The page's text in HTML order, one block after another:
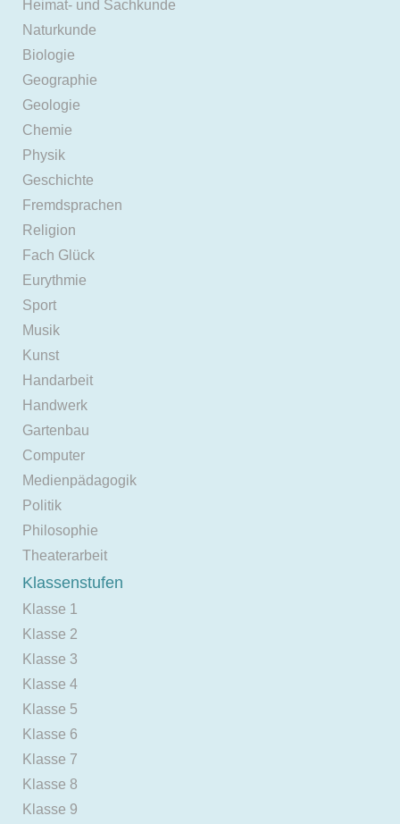
Heimat- und Sachkunde
Naturkunde
Biologie
Geographie
Geologie
Chemie
Physik
Geschichte
Fremdsprachen
Religion
Fach Glück
Eurythmie
Sport
Musik
Kunst
Handarbeit
Handwerk
Gartenbau
Computer
Medienpädagogik
Politik
Philosophie
Theaterarbeit
Klassenstufen
Klasse 1
Klasse 2
Klasse 3
Klasse 4
Klasse 5
Klasse 6
Klasse 7
Klasse 8
Klasse 9